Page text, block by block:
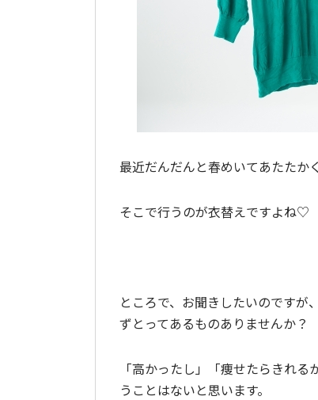
最近だんだんと春めいてあたたか
そこで行うのが衣替えですよね♡
ところで、お聞きしたいのですが
ずとってあるものありませんか？
「高かったし」「痩せたらきれ
うことはないと思います。